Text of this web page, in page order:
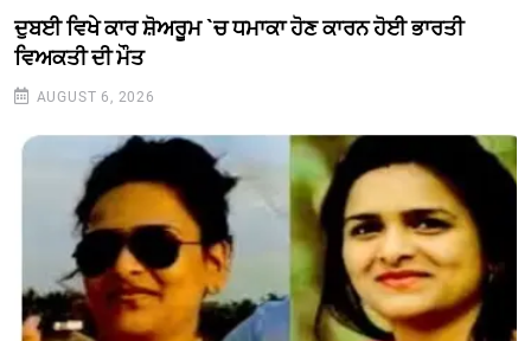
ਦੁਬਈ ਵਿਖੇ ਕਾਰ ਸ਼ੋਅਰੂਮ `ਚ ਧਮਾਕਾ ਹੋਣ ਕਾਰਨ ਹੋਈ ਭਾਰਤੀ
ਵਿਅਕਤੀ ਦੀ ਮੌਤ
AUGUST 6, 2026